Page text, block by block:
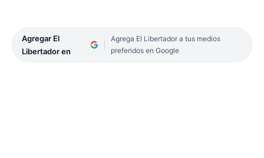
Agregar El
Libertador en
Agrega El Libertador a tus medios
preferidos en Google